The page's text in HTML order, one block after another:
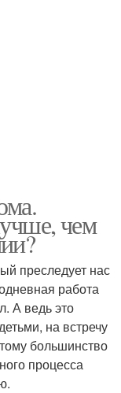
чем
преследует нас
работа
А ведь это
на встречу
большинство
процесса